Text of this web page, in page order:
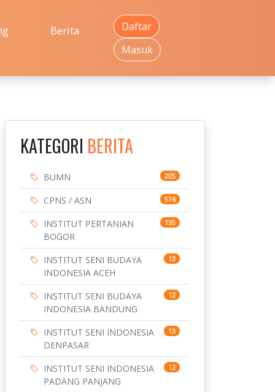
Berita
Daftar
Masuk
KATEGORI BERITA
BUMN 205
CPNS / ASN 576
INSTITUT PERTANIAN
BOGOR
135
INSTITUT SENI BUDAYA
INDONESIA ACEH
13
INSTITUT SENI BUDAYA
INDONESIA BANDUNG
12
INSTITUT SENI INDONESIA
DENPASAR
13
INSTITUT SENI INDONESIA
PADANG PANJANG
12